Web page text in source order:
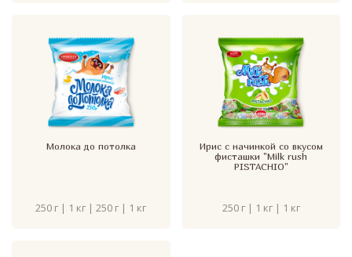
Молока до потолка
250 г | 1 кг | 250 г | 1 кг
Ирис с начинкой со вкусом
фисташки "Milk rush
PISTACHIO"
250 г | 1 кг | 1 кг